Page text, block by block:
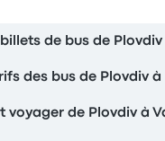
billets de bus de
des bus de Plovdiv à
voyager de Plovdiv à